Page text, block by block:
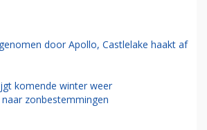
door Apollo, Castlelake haakt af
komende winter weer
zonbestemmingen